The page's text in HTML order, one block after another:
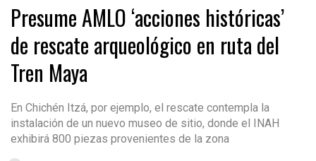
Presume AMLO ‘acciones históricas’
de rescate arqueológico en ruta del
Tren Maya
En Chichén Itzá, por ejemplo, el rescate contempla la
instalación de un nuevo museo de sitio, donde el INAH
exhibirá 800 piezas provenientes de la zona